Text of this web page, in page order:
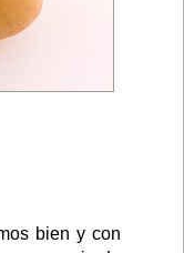
bien y con